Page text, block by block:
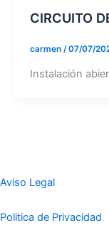
CIRCUITO
carmen /07/07/
Instalación
Aviso Legal
Politica de Privacidad